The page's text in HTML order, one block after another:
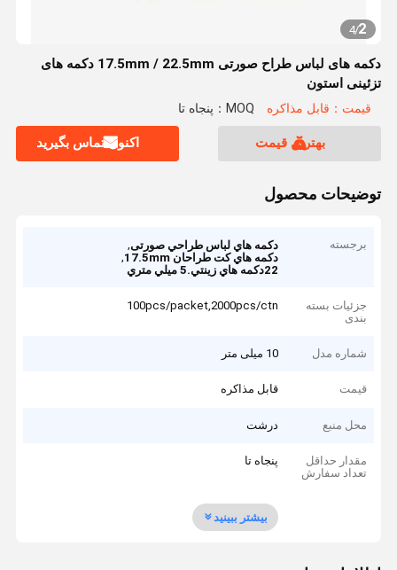
2
/
4
دکمه های لباس طراح صورتی 17.5mm / 22.5mm دکمه های
تزئینی استون
قیمت：قابل مذاکره MOQ：پنجاه تا
بهترین قیمت اکنون تماس بگیرید
توضیحات محصول
برجسته دکمه هاي لباس طراحي صورتی,
دکمه هاي کت طراحان 17.5mm
,
22دکمه هاي زينتي.5 ميلي متري
جزئیات بسته
بندی
100pcs/packet,2000pcs/ctn
شماره مدل 10 میلی متر
قیمت قابل مذاکره
محل منبع درشت
مقدار حداقل
تعداد سفارش
پنجاه تا
بیشتر ببینید